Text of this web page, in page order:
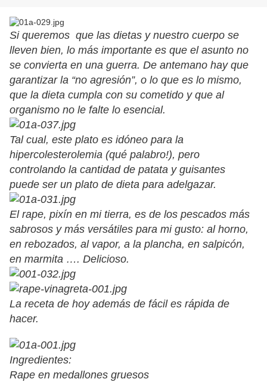
Si queremos que las dietas y nuestro cuerpo se
lleven bien, lo más importante es que el asunto no
se convierta en una guerra. De antemano hay que
garantizar la “no agresión”, o lo que es lo mismo,
que la dieta cumpla con su cometido y que al
organismo no le falte lo esencial.
Tal cual, este plato es idóneo para la
hipercolesterolemia (qué palabro!), pero
controlando la cantidad de patata y guisantes
puede ser un plato de dieta para adelgazar.
El rape, pixín en mi tierra, es de los pescados más
sabrosos y más versátiles para mi gusto: al horno,
en rebozados, al vapor, a la plancha, en salpicón,
en marmita …. Delicioso.
La receta de hoy además de fácil es rápida de
hacer.
Ingredientes:
Rape en medallones gruesos